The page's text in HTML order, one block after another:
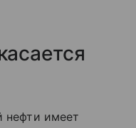
нефти имеет